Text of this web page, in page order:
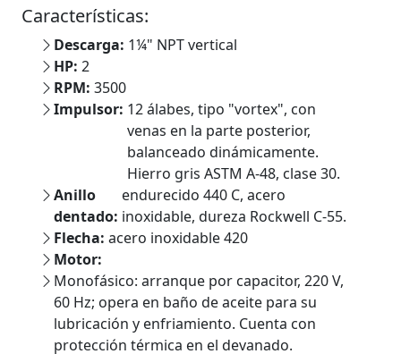
Características:
Descarga: 1¼" NPT vertical
HP: 2
RPM: 3500
Impulsor: 12 álabes, tipo "vortex", con
venas en la parte posterior,
balanceado dinámicamente.
Hierro gris ASTM A-48, clase 30.
Anillo
dentado:
endurecido 440 C, acero
inoxidable, dureza Rockwell C-55.
Flecha: acero inoxidable 420
Motor:
Monofásico: arranque por capacitor, 220 V,
60 Hz; opera en baño de aceite para su
lubricación y enfriamiento. Cuenta con
protección térmica en el devanado.